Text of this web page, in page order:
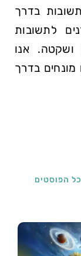
בדרך
לתשובות
ושקטה. אנו
מונחים בדרך
כל הפוסטים